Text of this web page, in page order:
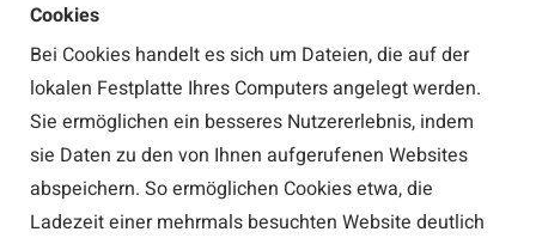
Cookies
Bei Cookies handelt es sich um Dateien, die auf der
lokalen Festplatte Ihres Computers angelegt werden.
Sie ermöglichen ein besseres Nutzererlebnis, indem
sie Daten zu den von Ihnen aufgerufenen Websites
abspeichern. So ermöglichen Cookies etwa, die
Ladezeit einer mehrmals besuchten Website deutlich